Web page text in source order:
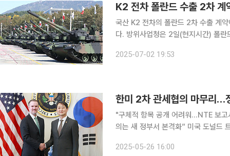
K2 전차 폴란드 수출 2차
국산 K2 전차의 폴란드 2차 수출 계
다. 방위사업청은 2일(현지시간) 폴란드에서 브와디스와프 코시니악-카미슈 국방부 장관과 현대로
되지 않았다. 다만 업계에서는 이번
2025-07-02 19:53
"구체적 항목 공개 어려워…NTE 보
의는 새 정부서 본격화” 미국 도널드 트럼프 정부가 추진하는 품목별·개별국가 상호 관세 문제를 조
상호관세를 포함한 모든 관세가 철폐
2025-05-26 16:00